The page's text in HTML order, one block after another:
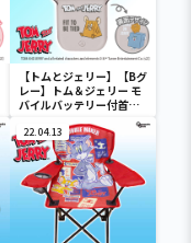
【トムとジェリー】【Bグ
レー】トム＆ジェリー モ
バイルバッテリー付首か
22.04.13